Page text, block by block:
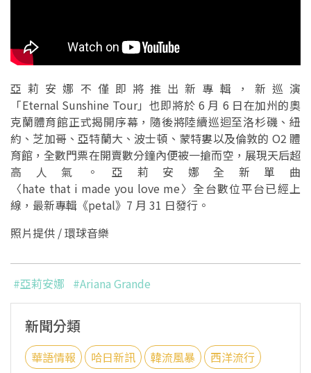
亞莉安娜不僅即將推出新專輯，新巡演
「Eternal Sunshine Tour」也即將於 6 月 6 日在加州的奧
克蘭體育館正式揭開序幕，隨後將陸續巡迴至洛杉磯、紐
約、芝加哥、亞特蘭大、波士頓、蒙特婁以及倫敦的 O2 體
育館，全數門票在開賣數分鐘內便被一搶而空，展現天后超
高人氣。亞莉安娜全新單曲
〈hate that i made you love me〉全台數位平台已經上
線，最新專輯《petal》7 月 31 日發行。
照片提供 / 環球音樂
#亞莉安娜 #Ariana Grande
新聞分類
華語情報 哈日新訊 韓流風暴 西洋流行